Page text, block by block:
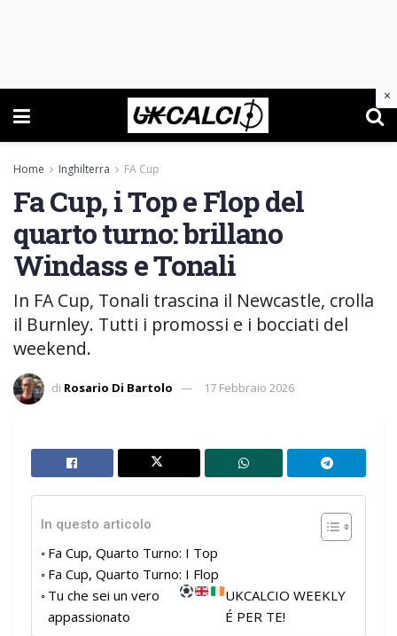
Home Inghilterra FA Cup
Fa Cup, i Top e Flop del
quarto turno: brillano
Windass e Tonali
In FA Cup, Tonali trascina il Newcastle, crolla
il Burnley. Tutti i promossi e i bocciati del
weekend.
di Rosario Di Bartolo 17 Febbraio 2026
In questo articolo
Fa Cup, Quarto Turno: I Top
Fa Cup, Quarto Turno: I Flop
Tu che sei un vero
appassionato
UKCALCIO WEEKLY
É PER TE!
×